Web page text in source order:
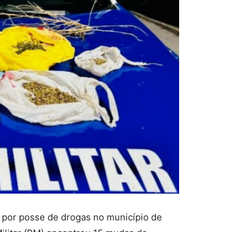
posse de drogas no município de